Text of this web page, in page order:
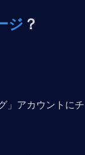
ジ ？
」アカウントにチ